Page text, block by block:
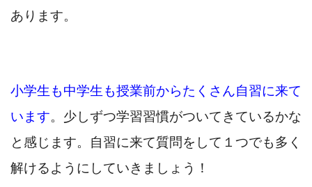
あります。
小学生も中学生も授業前からたくさん自習に来て
います。少しずつ学習習慣がついてきているかな
と感じます。自習に来て質問をして１つでも多く
解けるようにしていきましょう！